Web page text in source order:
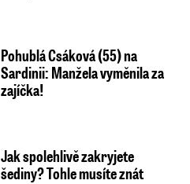
Pohublá Csáková (55) na
Sardinii: Manžela vyměnila za
zajíčka!
Jak spolehlivě zakryjete
šediny? Tohle musíte znát